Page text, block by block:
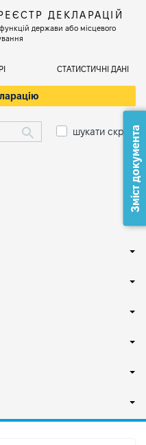
ДЕКЛАРАЦІЙ
держави або місцевого
СТАТИСТИЧНІ ДАНІ
шукати скрізьЗміст документа